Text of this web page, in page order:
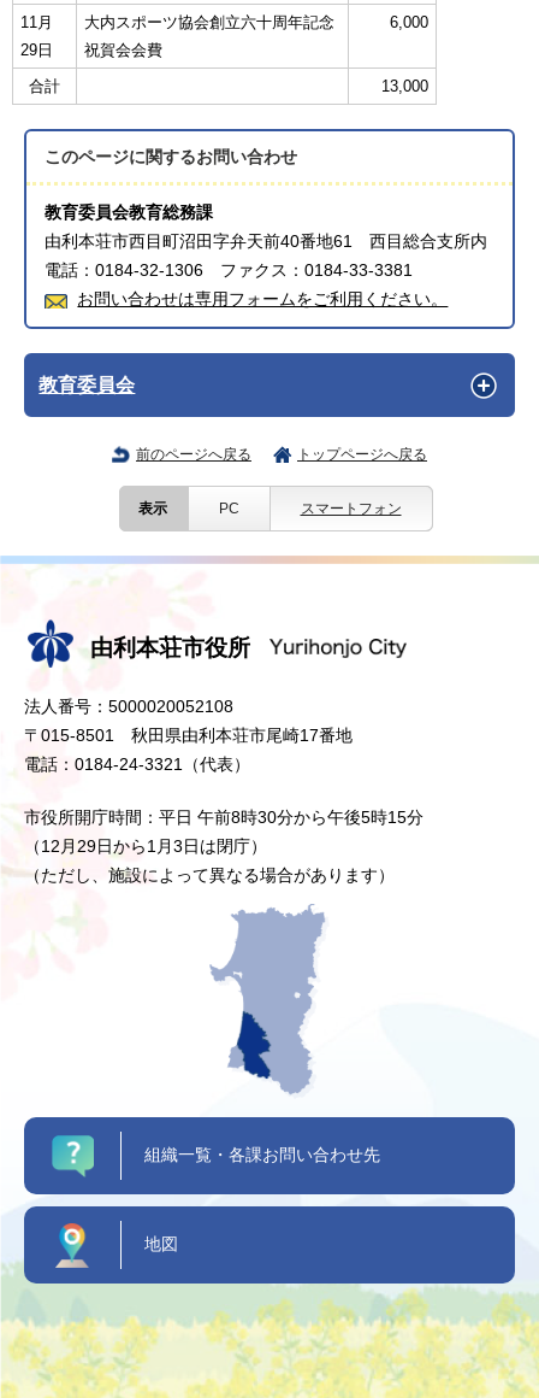
11月
29日
大内スポーツ協会創立六十周年記念
祝賀会会費
6,000
合計 13,000
このページに関するお問い合わせ
教育委員会教育総務課
由利本荘市西目町沼田字弁天前40番地61 西目総合支所内
電話：0184-32-1306 ファクス：0184-33-3381
お問い合わせは専用フォームをご利用ください。
教育委員会
前のページへ戻る トップページへ戻る
表示 PC スマートフォン
由利本荘市役所
法人番号：5000020052108
〒015-8501 秋田県由利本荘市尾崎17番地
電話：0184-24-3321（代表）
市役所開庁時間：平日 午前8時30分から午後5時15分
（12月29日から1月3日は閉庁）
（ただし、施設によって異なる場合があります）
組織一覧・各課お問い合わせ先
地図